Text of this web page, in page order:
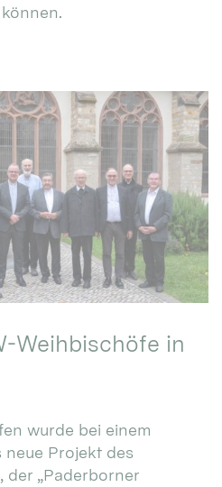
Weihbischöfe in
wurde bei einem
neue Projekt des
der „Paderborner